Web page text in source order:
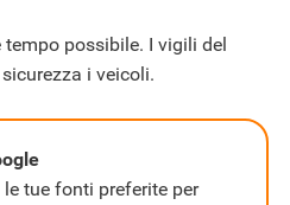
possibile. I vigili del
i veicoli.
tue fonti preferite per